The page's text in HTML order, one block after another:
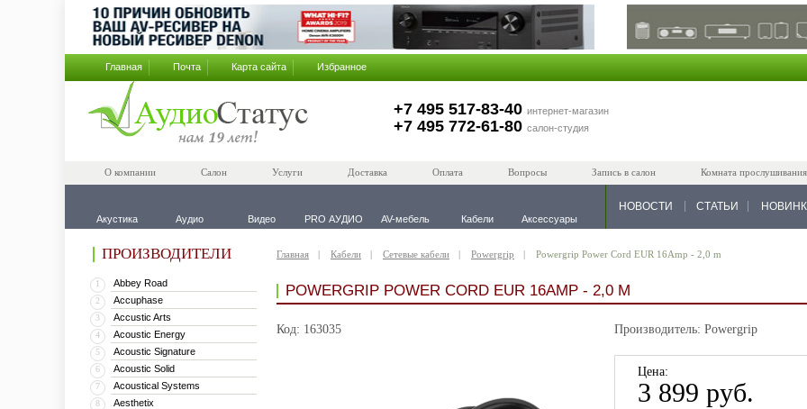
Главная Почта Карта сайта Избранное
+7 495 517-83-40 интернет-магазин
+7 495 772-61-80 салон-студия
О компании Салон Услуги Доставка Оплата Вопросы Запись в салон Комната прослушивания
Акустика Аудио Видео PRO АУДИО AV-мебель Кабели Аксессуары
НОВОСТИ СТАТЬИ
ПРОИЗВОДИТЕЛИ
1 Abbey Road
2 Accuphase
3 Accustic Arts
4 Acoustic Energy
5 Acoustic Signature
6 Acoustic Solid
7 Acoustical Systems
8 Aesthetix
Главная Кабели Сетевые кабели Powergrip Powergrip Power Cord EUR 16Amp - 2,0 m
POWERGRIP POWER CORD EUR 16AMP - 2,0 M
Код: 163035 Производитель: Powergrip
Цена:
3 899 руб.